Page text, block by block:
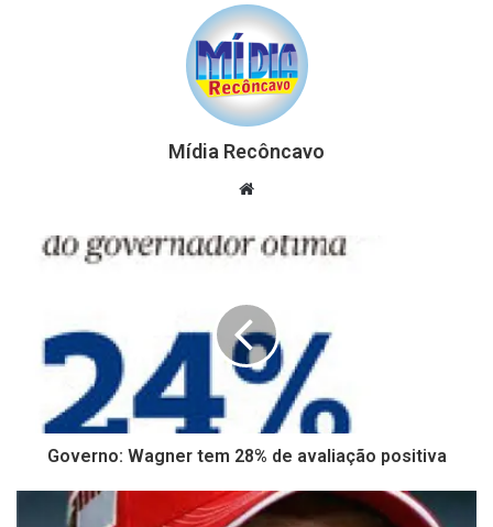
Mídia Recôncavo
Website
Governo: Wagner tem 28% de avaliação positiva